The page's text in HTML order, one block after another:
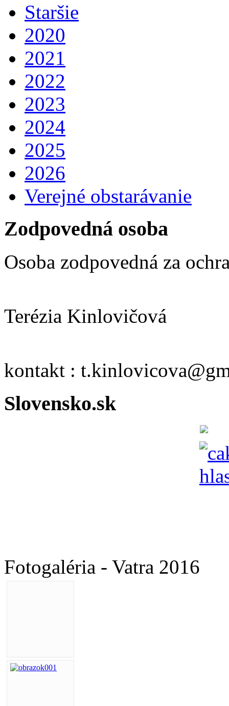
Staršie
2020
2021
2022
2023
2024
2025
2026
Verejné obstarávanie
Zodpovedná osoba
Osoba zodpovedná za
Terézia Kinlovičová
kontakt :
Slovensko.sk
Fotogaléria - Vatra 2016